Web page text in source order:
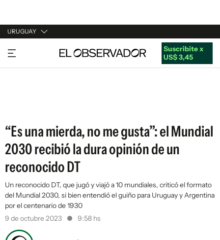
URUGUAY
URUGUAY
ARGENTINA
Suscribite x
US$ 3,45
“Es una mierda, no me gusta”: el Mundial
2030 recibió la dura opinión de un
reconocido DT
Un reconocido DT, que jugó y viajó a 10 mundiales, criticó el formato
del Mundial 2030, si bien entendió el guiño para Uruguay y Argentina
por el centenario de 1930
9 de octubre 2023
9:58 hs